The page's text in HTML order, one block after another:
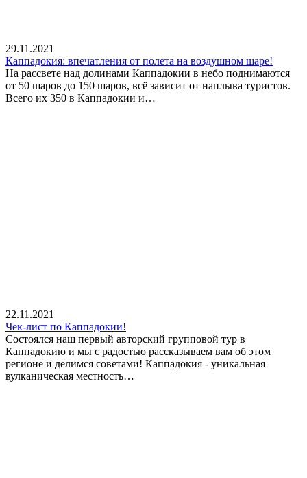
29.11.2021
Каппадокия: впечатления от полета на воздушном шаре!
На рассвете над долинами Каппадокии в небо поднимаются
от 50 шаров до 150 шаров, всё зависит от наплыва туристов.
Всего их 350 в Каппадокии и…
22.11.2021
Чек-лист по Каппадокии!
Состоялся наш первый авторский групповой тур в
Каппадокию и мы с радостью рассказываем вам об этом
регионе и делимся советами! Каппадокия - уникальная
вулканическая местность…